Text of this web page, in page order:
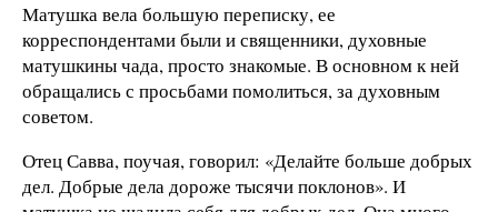
Матушка вела большую переписку, ее
корреспондентами были и священники, духовные
матушкины чада, просто знакомые. В основном к ней
обращались с просьбами помолиться, за духовным
советом.
Отец Савва, поучая, говорил: «Делайте больше добрых
дел. Добрые дела дороже тысячи поклонов». И